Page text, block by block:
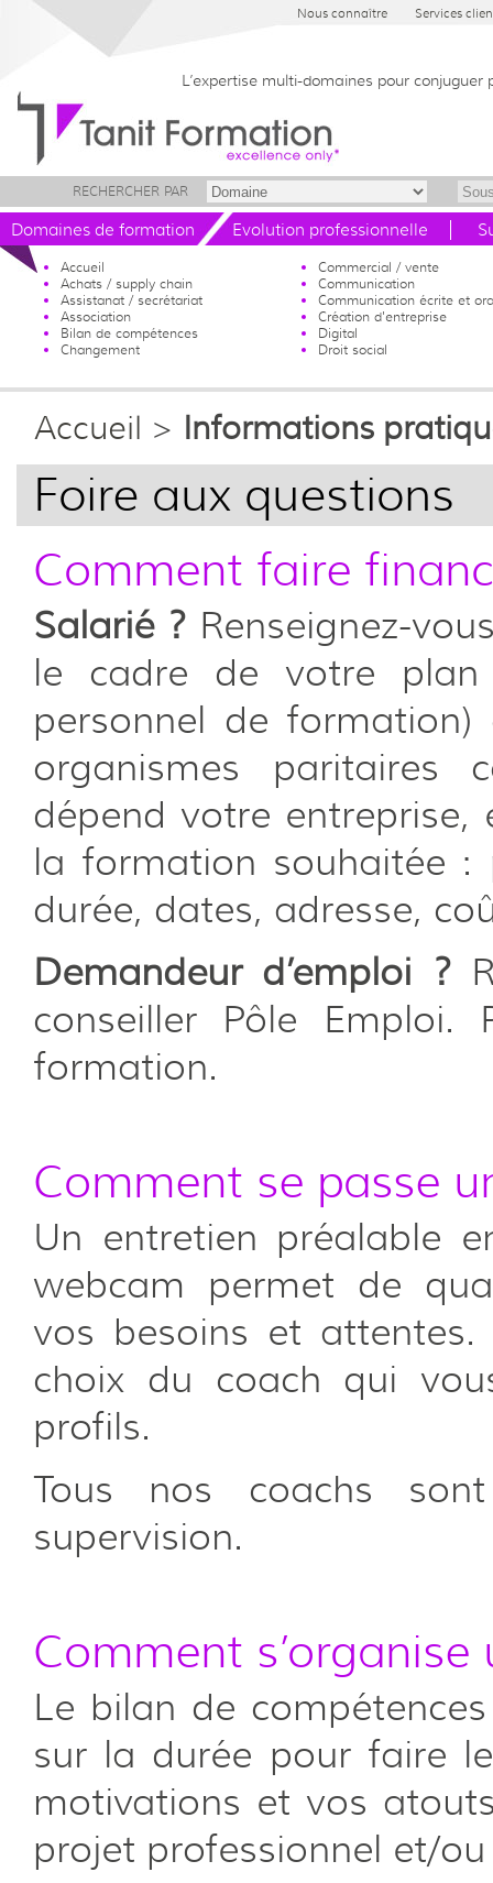
Nous connaître Services
L’expertise multi-domaines pour
RECHERCHER PAR
Domaines de formation Evolution professionnelle
Accueil
Achats / supply chain
Assistanat / secrétariat
Association
Bilan de compétences
Changement
Commercial / vente
Communication
Communication écrite et
Création d'entreprise
Digital
Droit social
Accueil > Informations
Foire aux questions
Comment faire
Salarié ?Renseignez-
le cadre de votre
personnel de formation)
organismes paritaires
dépend votre
la formation souhaitée :
durée, dates, adresse,
Demandeur d’emploi ?
conseiller Pôle
formation.
Comment se passe
Un entretien préalable
webcam permet de
vos besoins et attentes.
choix du coach qui
profils.
Tous nos coachs
supervision.
Comment
Le bilan de
sur la durée pour faire
motivations et vos
projet professionnel et/